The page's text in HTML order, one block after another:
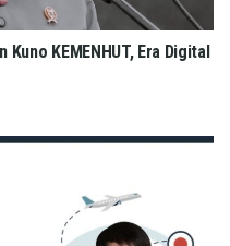
KEMENHUT, Era Digital